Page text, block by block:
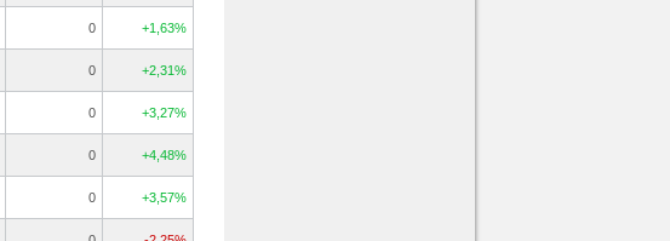
0 +1,63%
0 +2,31%
0 +3,27%
0 +4,48%
0 +3,57%